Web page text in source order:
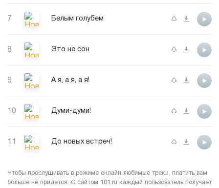
7 Белым голубем
8 Это не сон
9 А я, а я, а я!
10 Думи-думи!
11 До новых встреч!
Чтобы прослушивать в режиме онлайн любимые треки, платить вам
больше не придется. С сайтом 101.ru каждый пользователь получает